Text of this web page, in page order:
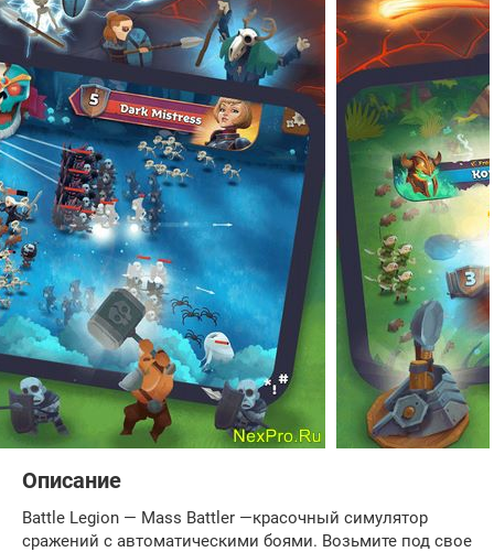
Описание
Battle Legion — Mass Battler —красочный симулятор
сражений с автоматическими боями. Возьмите под свое